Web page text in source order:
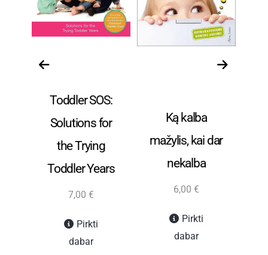
Toddler SOS:
Solutions for
the Trying
Toddler Years
7,00 €
Pirkti
dabar
Ką kalba
mažylis, kai dar
nekalba
6,00 €
Pirkti
dabar